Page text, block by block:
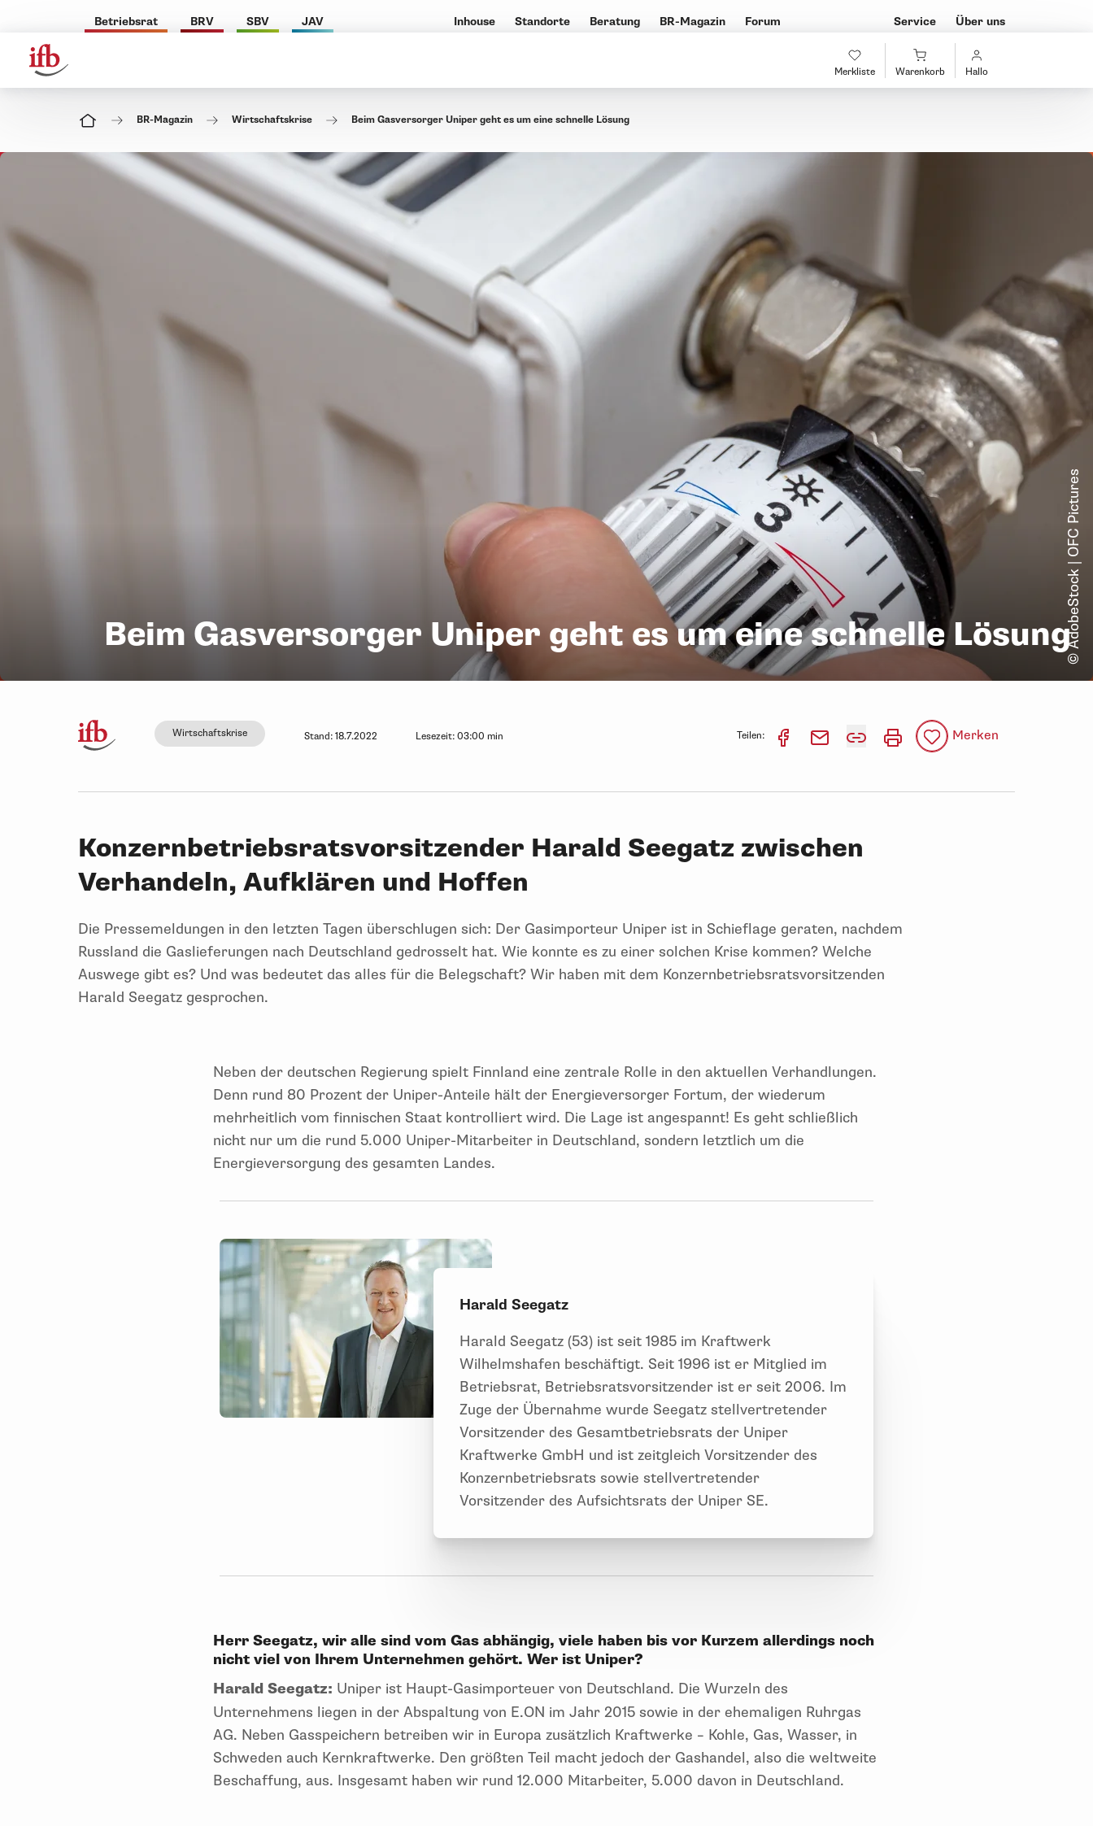
Merkliste Warenkorb Hallo
Betriebsrat BRV SBV JAV Inhouse Standorte Beratung BR-Magazin Forum Service Über uns
BR-Magazin Wirtschaftskrise Beim Gasversorger Uniper geht es um eine schnelle Lösung
Beim Gasversorger Uniper geht es um eine schnelle Lösung© AdobeStock | OFC Pictures
Wirtschaftskrise Stand: 18.7.2022 Lesezeit:03:00 min Teilen: Merken
Konzernbetriebsratsvorsitzender Harald Seegatz zwischen
Verhandeln, Aufklären und Hoffen
Die Pressemeldungen in den letzten Tagen überschlugen sich: Der Gasimporteur Uniper ist in Schieflage geraten, nachdem
Russland die Gaslieferungen nach Deutschland gedrosselt hat. Wie konnte es zu einer solchen Krise kommen? Welche
Auswege gibt es? Und was bedeutet das alles für die Belegschaft? Wir haben mit dem Konzernbetriebsratsvorsitzenden
Harald Seegatz gesprochen.
Neben der deutschen Regierung spielt Finnland eine zentrale Rolle in den aktuellen Verhandlungen.
Denn rund 80 Prozent der Uniper-Anteile hält der Energieversorger Fortum, der wiederum
mehrheitlich vom finnischen Staat kontrolliert wird. Die Lage ist angespannt! Es geht schließlich
nicht nur um die rund 5.000 Uniper-Mitarbeiter in Deutschland, sondern letztlich um die
Energieversorgung des gesamten Landes.
Harald Seegatz
Harald Seegatz (53) ist seit 1985 im Kraftwerk
Wilhelmshafen beschäftigt. Seit 1996 ist er Mitglied im
Betriebsrat, Betriebsratsvorsitzender ist er seit 2006. Im
Zuge der Übernahme wurde Seegatz stellvertretender
Vorsitzender des Gesamtbetriebsrats der Uniper
Kraftwerke GmbH und ist zeitgleich Vorsitzender des
Konzernbetriebsrats sowie stellvertretender
Vorsitzender des Aufsichtsrats der Uniper SE.
Herr Seegatz, wir alle sind vom Gas abhängig, viele haben bis vor Kurzem allerdings noch
nicht viel von Ihrem Unternehmen gehört. Wer ist Uniper?
Harald Seegatz: Uniper ist Haupt-Gasimporteuer von Deutschland. Die Wurzeln des
Unternehmens liegen in der Abspaltung von E.ON im Jahr 2015 sowie in der ehemaligen Ruhrgas
AG. Neben Gasspeichern betreiben wir in Europa zusätzlich Kraftwerke – Kohle, Gas, Wasser, in
Schweden auch Kernkraftwerke. Den größten Teil macht jedoch der Gashandel, also die weltweite
Beschaffung, aus. Insgesamt haben wir rund 12.000 Mitarbeiter, 5.000 davon in Deutschland.